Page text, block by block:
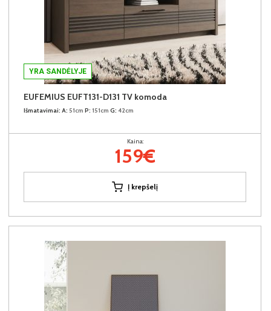
YRA SANDĖLYJE
EUFEMIUS EUFT131-D131 TV komoda
Išmatavimai: A: 51cm P: 151cm G: 42cm
Kaina:
159€
Į krepšelį